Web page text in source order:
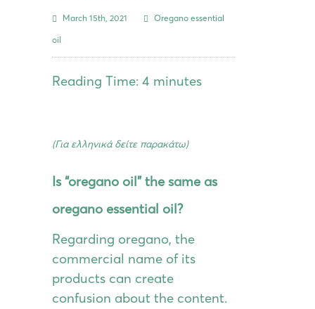
March 15th, 2021 Oregano essential
oil
Reading Time: 4 minutes
(Για ελληνικά δείτε παρακάτω)
Is “oregano oil” the same as
oregano essential oil?
Regarding oregano, the
commercial name of its
products can create
confusion about the content.